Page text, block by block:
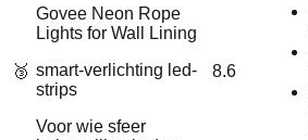
🥉
Govee Neon Rope
Lights for Wall Lining
smart-verlichting led-
strips
Voor wie sfeer
8.6